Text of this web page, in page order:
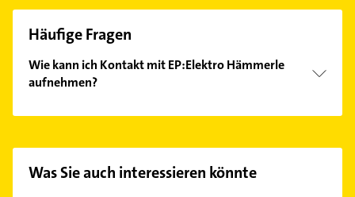
Häufige Fragen
Wie kann ich Kontakt mit EP:Elektro Hämmerle
aufnehmen?
Kontaktmöglichkeiten wie Adresse oder Mail in
finden Sie alleKontaktdaten.
Was Sie auch interessieren könnte